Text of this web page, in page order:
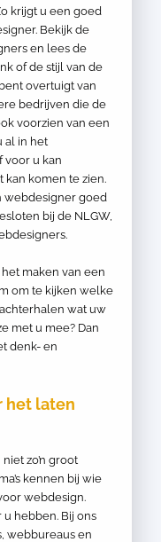
krijgt u een goed
Bekijk de
en lees de
of de stijl van de
overtuigt van
bedrijven die de
voorzien van een
al in het
voor u kan
komen te zien.
webdesigner goed
bij de NLGW,
maken van een
om te kijken welke
wat uw
met u mee? Dan
denk- en
het laten
zo’n groot
kennen bij wie
webdesign.
hebben. Bij ons
webbureaus en